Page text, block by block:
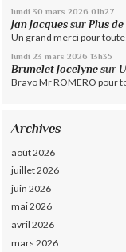
lundi 30 mars 2026 01h27
Jan Jacques surPlus de
Un grand merci pour
lundi 23 mars 2026 13h35
Brunelet Jocelyne sur
Bravo Mr ROMERO pour
Archives
août 2026
juillet 2026
juin 2026
mai 2026
avril 2026
mars 2026